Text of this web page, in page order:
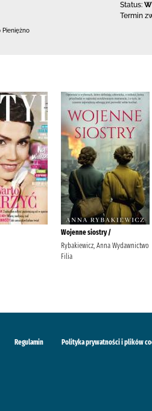
Status:
Termin
Pieniężno
Wojenne siostry /
Rybakiewicz, Anna Wydawnictwo
Filia
Regulamin Polityka prywatności i plików